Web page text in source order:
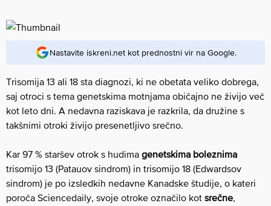
Nastavite iskreni.net kot prednostni vir na Google.
Trisomija 13 ali 18 sta diagnozi, ki ne obetata veliko dobrega,
saj otroci s tema genetskima motnjama običajno ne živijo več
kot leto dni. A nedavna raziskava je razkrila, da družine s
takšnimi otroki živijo presenetljivo srečno.
Kar 97 % staršev otrok s hudima genetskima boleznima
trisomijo 13 (Patauov sindrom) in trisomijo 18 (Edwardsov
sindrom) je po izsledkih nedavne Kanadske študije, o kateri
poroča Sciencedaily, svoje otroke označilo kot srečne,